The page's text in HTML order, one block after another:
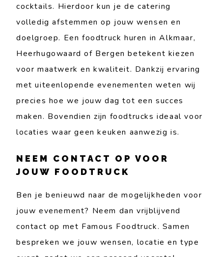
cocktails. Hierdoor kun je de catering
volledig afstemmen op jouw wensen en
doelgroep. Een foodtruck huren in Alkmaar,
Heerhugowaard of Bergen betekent kiezen
voor maatwerk en kwaliteit. Dankzij ervaring
met uiteenlopende evenementen weten wij
precies hoe we jouw dag tot een succes
maken. Bovendien zijn foodtrucks ideaal voor
locaties waar geen keuken aanwezig is.
NEEM CONTACT OP VOOR
JOUW FOODTRUCK
Ben je benieuwd naar de mogelijkheden voor
jouw evenement? Neem dan vrijblijvend
contact op met Famous Foodtruck. Samen
bespreken we jouw wensen, locatie en type